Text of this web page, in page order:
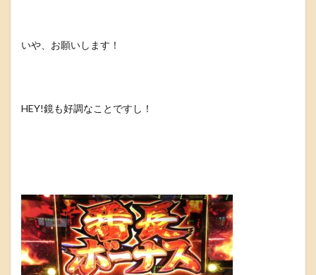
いや、お願いします！
HEY!鏡も好調なことですし！